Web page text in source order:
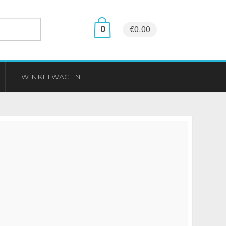
0 €0.00
WINKELWAGEN